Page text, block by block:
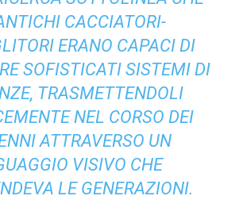
CACCIATORI-
ERANO CAPACI DI
SOFISTICATI SISTEMI DI
TRASMETTENDOLI
NEL CORSO DEI
ATTRAVERSO UN
VISIVO CHE
LE GENERAZIONI.